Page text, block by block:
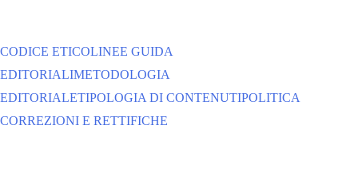
CODICE ETICOLINEE GUIDA
EDITORIALIMETODOLOGIA
EDITORIALETIPOLOGIA DI CONTENUTIPOLITICA
CORREZIONI E RETTIFICHE